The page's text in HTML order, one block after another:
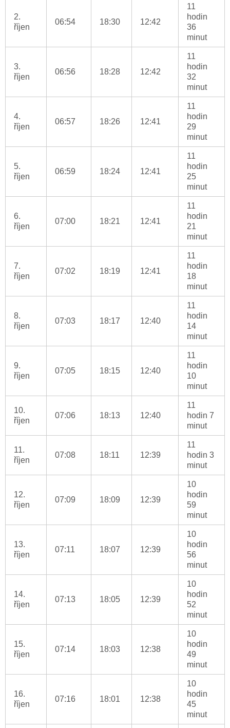
2.
říjen
06:54 18:30 12:42
11
hodin
36
minut
3.
říjen
06:56 18:28 12:42
11
hodin
32
minut
4.
říjen
06:57 18:26 12:41
11
hodin
29
minut
5.
říjen
06:59 18:24 12:41
11
hodin
25
minut
6.
říjen
07:00 18:21 12:41
11
hodin
21
minut
7.
říjen
07:02 18:19 12:41
11
hodin
18
minut
8.
říjen
07:03 18:17 12:40
11
hodin
14
minut
9.
říjen
07:05 18:15 12:40
11
hodin
10
minut
10.
říjen
07:06 18:13 12:40
11
hodin 7
minut
11.
říjen
07:08 18:11 12:39
11
hodin 3
minut
12.
říjen
07:09 18:09 12:39
10
hodin
59
minut
13.
říjen
07:11 18:07 12:39
10
hodin
56
minut
14.
říjen
07:13 18:05 12:39
10
hodin
52
minut
15.
říjen
07:14 18:03 12:38
10
hodin
49
minut
16.
říjen
07:16 18:01 12:38
10
hodin
45
minut